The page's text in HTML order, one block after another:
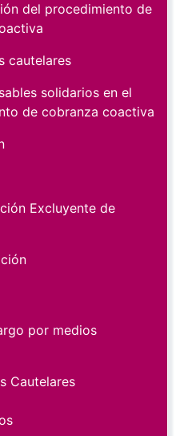
del procedimiento de
cautelares
solidarios en el
de cobranza coactiva
Excluyente de
por medios
Cautelares